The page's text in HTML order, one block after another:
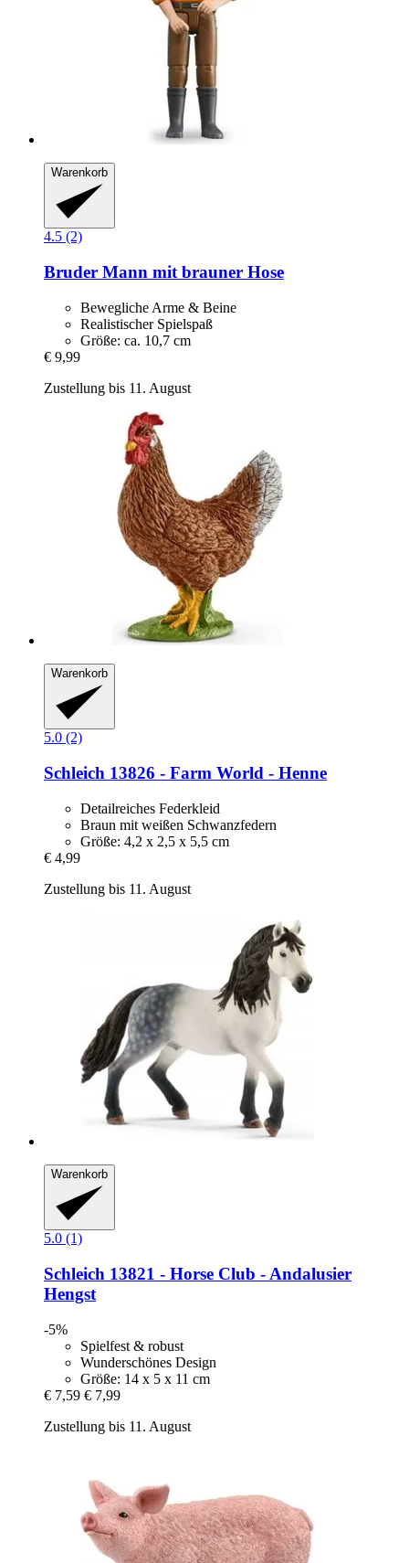
Warenkorb
4.5 (2)
Bruder Mann mit brauner Hose
Bewegliche Arme & Beine
Realistischer Spielspaß
Größe: ca. 10,7 cm
€ 9,99
Zustellung bis 11. August
Warenkorb
5.0 (2)
Schleich 13826 -​ Farm World -​ Henne
Detailreiches Federkleid
Braun mit weißen Schwanzfedern
Größe: 4,2 x 2,5 x 5,5 cm
€ 4,99
Zustellung bis 11. August
Warenkorb
5.0 (1)
Schleich 13821 -​ Horse Club -​ Andalusier
Hengst
-5%
Spielfest & robust
Wunderschönes Design
Größe: 14 x 5 x 11 cm
€ 7,59 € 7,99
Zustellung bis 11. August